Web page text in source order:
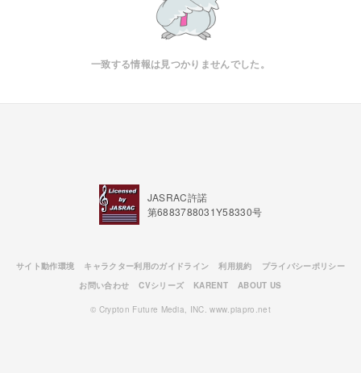
一致する情報は見つかりませんでした。
JASRAC許諾
第6883788031Y58330号
サイト動作環境 キャラクター利用のガイドライン 利用規約
プライバシーポリシー
お問い合わせ
CVシリーズ KARENT ABOUT US
© Crypton Future Media, INC. www.piapro.net